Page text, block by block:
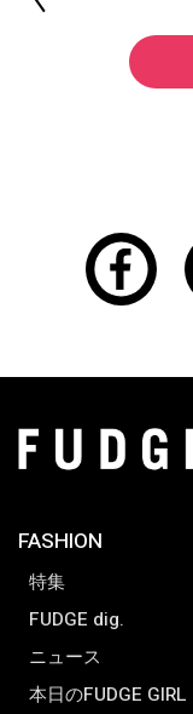
FASHION
特集
FUDGE dig.
ニュース
本日のFUDGE GIRL